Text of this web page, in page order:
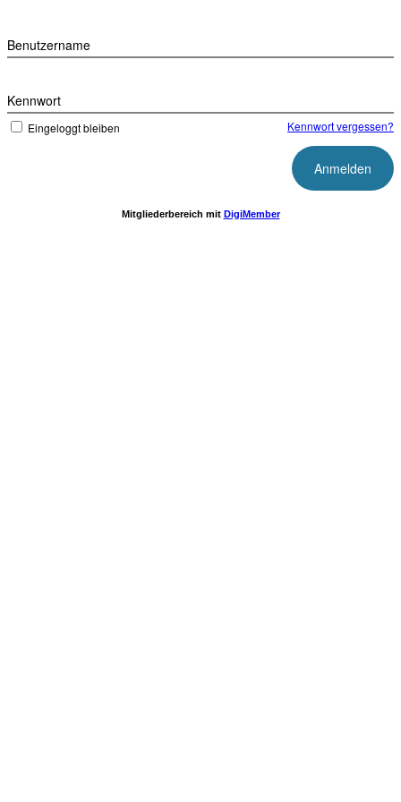
Benutzername
Kennwort
Eingeloggt bleiben Kennwort vergessen?
Mitgliederbereich mit DigiMember